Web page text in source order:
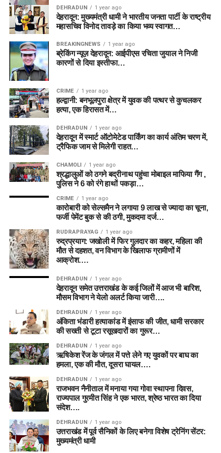
DEHRADUN 1 year ago
देहरादून: मुख्यमंत्री धामी ने भारतीय जनता पार्टी के राष्ट्रीय
महासचिव विनोद तावड़े का किया भव्य स्वागत…
BREAKINGNEWS 1 year ago
ब्रेकिंग न्यूज़ देहरादून: आईपीएस रचिता जुयाल ने निजी
कारणों से दिया इस्तीफा…
CRIME 1 year ago
हल्द्वानी: बनभूलपुरा क्षेत्र में युवक की पत्थर से कुचलकर
हत्या, एक हिरासत में…
DEHRADUN 1 year ago
देहरादून में स्मार्ट ऑटोमेटेड पार्किंग का कार्य अंतिम चरण में,
ट्रैफिक जाम से मिलेगी राहत…
CHAMOLI 1 year ago
श्रद्धालुओं को ठगने बद्रीनाथ पहुंचा मोबाइल माफिया गैंग ,
पुलिस ने 6 को रंगे हाथों पकड़ा…
CRIME 1 year ago
कारोबारी को सेल्समैन ने लगाया 9 लाख से ज्यादा का चूना,
फर्जी पेमेंट बुक से की ठगी, मुकदमा दर्ज…
RUDRAPRAYAG 1 year ago
रुद्रप्रयाग: जखोली में फिर गुलदार का कहर, महिला की
मौत से दहशत, वन विभाग के खिलाफ ग्रामीणों में
आक्रोश….
DEHRADUN 1 year ago
देहरादून समेत उत्तराखंड के कई जिलों में आज भी बारिश,
मौसम विभाग ने येलो अलर्ट किया जारी….
DEHRADUN 1 year ago
अंकिता भंडारी हत्याकांड में इंसाफ की जीत, धामी सरकार
की सख्ती से टूटा रसूखदारों का गुरूर…
DEHRADUN 1 year ago
ऋषिकेश रेंज के जंगल में पत्ते लेने गए युवकों पर बाघ का
हमला, एक की मौत, दूसरा घायल….
DEHRADUN 1 year ago
राजभवन नैनीताल में मनाया गया गोवा स्थापना दिवस,
राज्यपाल गुरमीत सिंह ने एक भारत, श्रेष्ठ भारत का दिया
संदेश….
DEHRADUN 1 year ago
उत्तराखंड में पूर्व सैनिकों के लिए बनेगा विशेष ट्रेनिंग सेंटर:
मुख्यमंत्री धामी